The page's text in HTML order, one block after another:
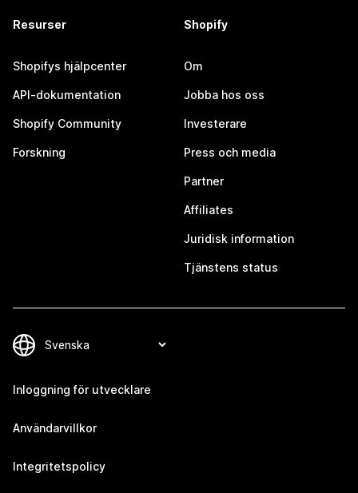
Resurser
Shopifys hjälpcenter
API-dokumentation
Shopify Community
Forskning
Shopify
Om
Jobba hos oss
Investerare
Press och media
Partner
Affiliates
Juridisk information
Tjänstens status
Inloggning för utvecklare
Användarvillkor
Integritetspolicy